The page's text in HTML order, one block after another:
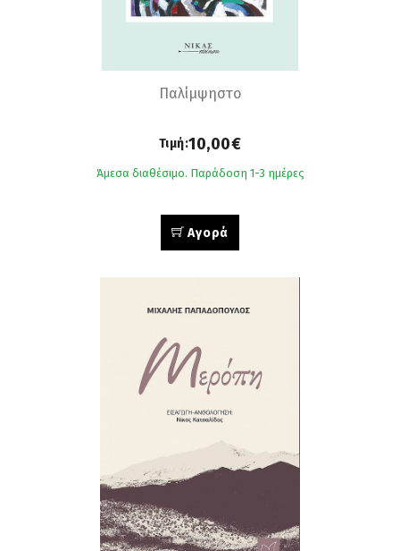
Παλίμψηστο
Τιμή:10,00€
Άμεσα διαθέσιμο. Παράδοση 1-3 ημέρες
Αγορά